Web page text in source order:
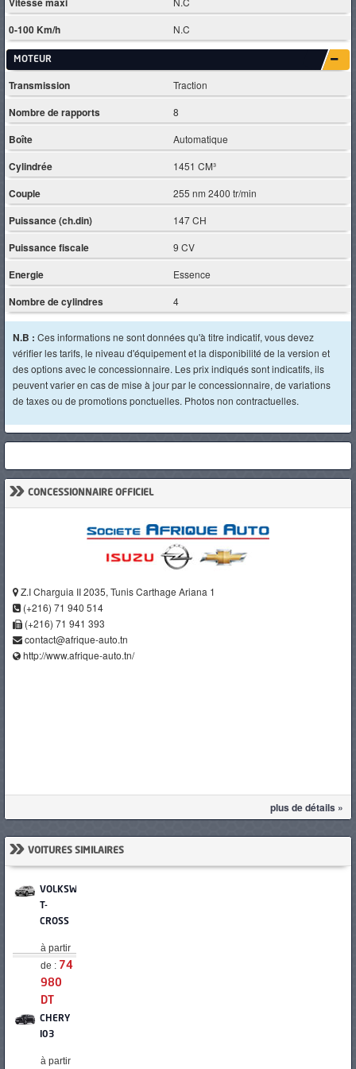
0-100 Km/h N.C
MOTEUR
Transmission Traction
Nombre de rapports 8
Boîte Automatique
Cylindrée 1451 CM³
Couple 255 nm 2400 tr/min
Puissance (ch.din) 147 CH
Puissance fiscale 9 CV
Energie Essence
Nombre de cylindres 4
N.B : Ces informations ne sont données qu'à titre indicatif, vous devez
vérifier les tarifs, le niveau d'équipement et la disponibilité de la version et
des options avec le concessionnaire. Les prix indiqués sont indicatifs, ils
peuvent varier en cas de mise à jour par le concessionnaire, de variations
de taxes ou de promotions ponctuelles. Photos non contractuelles.
» CONCESSIONNAIRE OFFICIEL
Z.I Charguia II 2035, Tunis Carthage Ariana 1
(+216) 71 940 514
(+216) 71 941 393
contact@afrique-auto.tn
http://www.afrique-auto.tn/
plus de détails »
» VOITURES SIMILAIRES
VOLKSWAGEN
T-
CROSS
à partir
de : 74
980
DT
CHERY
I03
à partir